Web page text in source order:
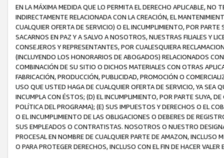
EN LA MÁXIMA MEDIDA QUE LO PERMITA EL DERECHO APLICABLE,
INDIRECTAMENTE RELACIONADA CON LA CREACIÓN, EL
CUALQUIER OFERTA DE SERVICIO) O EL INCUMPLIMIENTO, POR
SACARNOS EN PAZ Y A SALVO A NOSOTROS, NUESTRAS FILIALES Y
CONSEJEROS Y REPRESENTANTES, POR CUALESQUIERA
(INCLUYENDO LOS HONORARIOS DE ABOGADOS) RELACIONADOS
COMBINACIÓN DE SU SITIO O DICHOS MATERIALES CON OTRAS
FABRICACIÓN, PRODUCCIÓN, PUBLICIDAD, PROMOCIÓN O
USO QUE USTED HAGA DE CUALQUIER OFERTA DE SERVICIO, YA SEA
INCUMPLA CON ÉSTOS; (D) EL INCUMPLIMIENTO, POR PARTE SUYA,
POLÍTICA DEL PROGRAMA); (E) SUS IMPUESTOS Y DERECHOS O EL
O EL INCUMPLIMIENTO DE LAS OBLIGACIONES O DEBERES DE
SUS EMPLEADOS O CONTRATISTAS. NOSOTROS O NUESTRO
PROCESAL EN NOMBRE DE CUALQUIER PARTE DE AMAZON, INCLUSO
O PARA PROTEGER DERECHOS, INCLUSO CON EL FIN DE HACER VALER